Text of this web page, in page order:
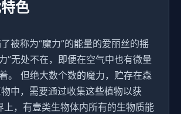
色
被称为“魔力”的能量的爱丽丝的摇
”无处不在，即便在空气中也有微量
。 但绝大数个数的魔力，贮存在森
中，需要通过收集这些植物以获
上，有壹类生物体内所有的生物质能